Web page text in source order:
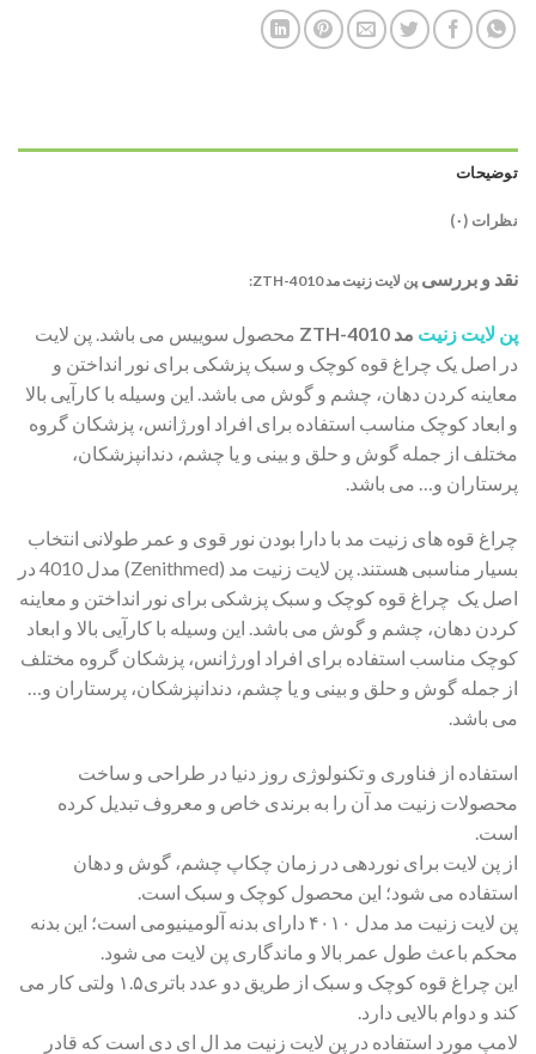
توضیحات
نظرات (۰)
نقد و بررسی پن لایت زنیت مد ZTH-4010:
پن لایت زنیت مد ZTH-4010
محصول سوییس می باشد. پن لایت
در اصل یک چراغ قوه کوچک و سبک پزشکی برای نور انداختن و
معاینه کردن دهان، چشم و گوش می باشد. این وسیله با کارآیی بالا
و ابعاد کوچک مناسب استفاده برای افراد اورژانس، پزشکان گروه
مختلف از جمله گوش و حلق و بینی و یا چشم، دندانپزشکان،
پرستاران و… می باشد.
چراغ قوه های زنیت مد با دارا بودن نور قوی و عمر طولانی انتخاب
بسیار مناسبی هستند. پن لایت زنیت مد (Zenithmed) مدل 4010 در
اصل یک چراغ قوه کوچک و سبک پزشکی برای نور انداختن و معاینه
کردن دهان، چشم و گوش می باشد. این وسیله با کارآیی بالا و ابعاد
کوچک مناسب استفاده برای افراد اورژانس، پزشکان گروه مختلف
از جمله گوش و حلق و بینی و یا چشم، دندانپزشکان، پرستاران و…
می باشد.
استفاده از فناوری و تکنولوژی روز دنیا در طراحی و ساخت
محصولات زنیت مد آن را به برندی خاص و معروف تبدیل کرده
است.
از پن لایت برای نوردهی در زمان چکاپ چشم، گوش و دهان
استفاده می شود؛ این محصول کوچک و سبک است.
پن لایت زنیت مد مدل ۴۰۱۰ دارای بدنه آلومینیومی است؛ این بدنه
محکم باعث طول عمر بالا و ماندگاری پن لایت می شود.
این چراغ قوه کوچک و سبک از طریق دو عدد باتری۱.۵ ولتی کار می
کند و دوام بالایی دارد.
لامپ مورد استفاده در پن لایت زنیت مد ال ای دی است که قادر